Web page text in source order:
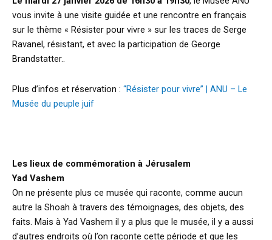
vous invite à une visite guidée et une rencontre en français
sur le thème « Résister pour vivre » sur les traces de Serge
Ravanel, résistant, et avec la participation de George
Brandstatter..
Plus d’infos et réservation : “Résister pour vivre” | ANU – Le
Musée du peuple juif
Les lieux de commémoration à Jérusalem
Yad Vashem
On ne présente plus ce musée qui raconte, comme aucun
autre la Shoah à travers des témoignages, des objets, des
faits. Mais à Yad Vashem il y a plus que le musée, il y a aussi
d’autres endroits où l’on raconte cette période et que les